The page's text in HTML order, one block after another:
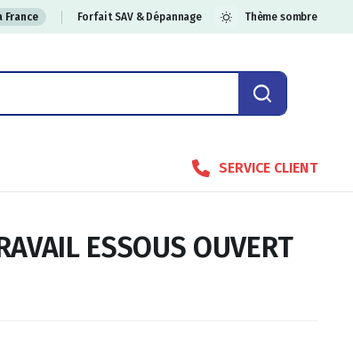
France Forfait SAV & Dépannage Thème sombre
SERVICE CLIENT
ESSOUS OUVERT